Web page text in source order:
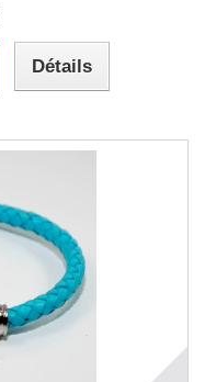
Détails